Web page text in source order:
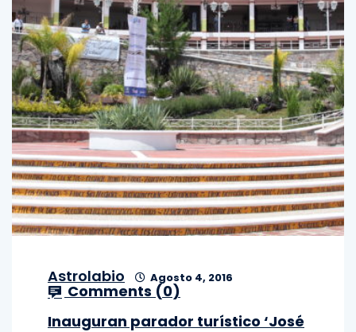
Astrolabio Agosto 4, 2016
Comments (0)
Inauguran parador turístico ‘José